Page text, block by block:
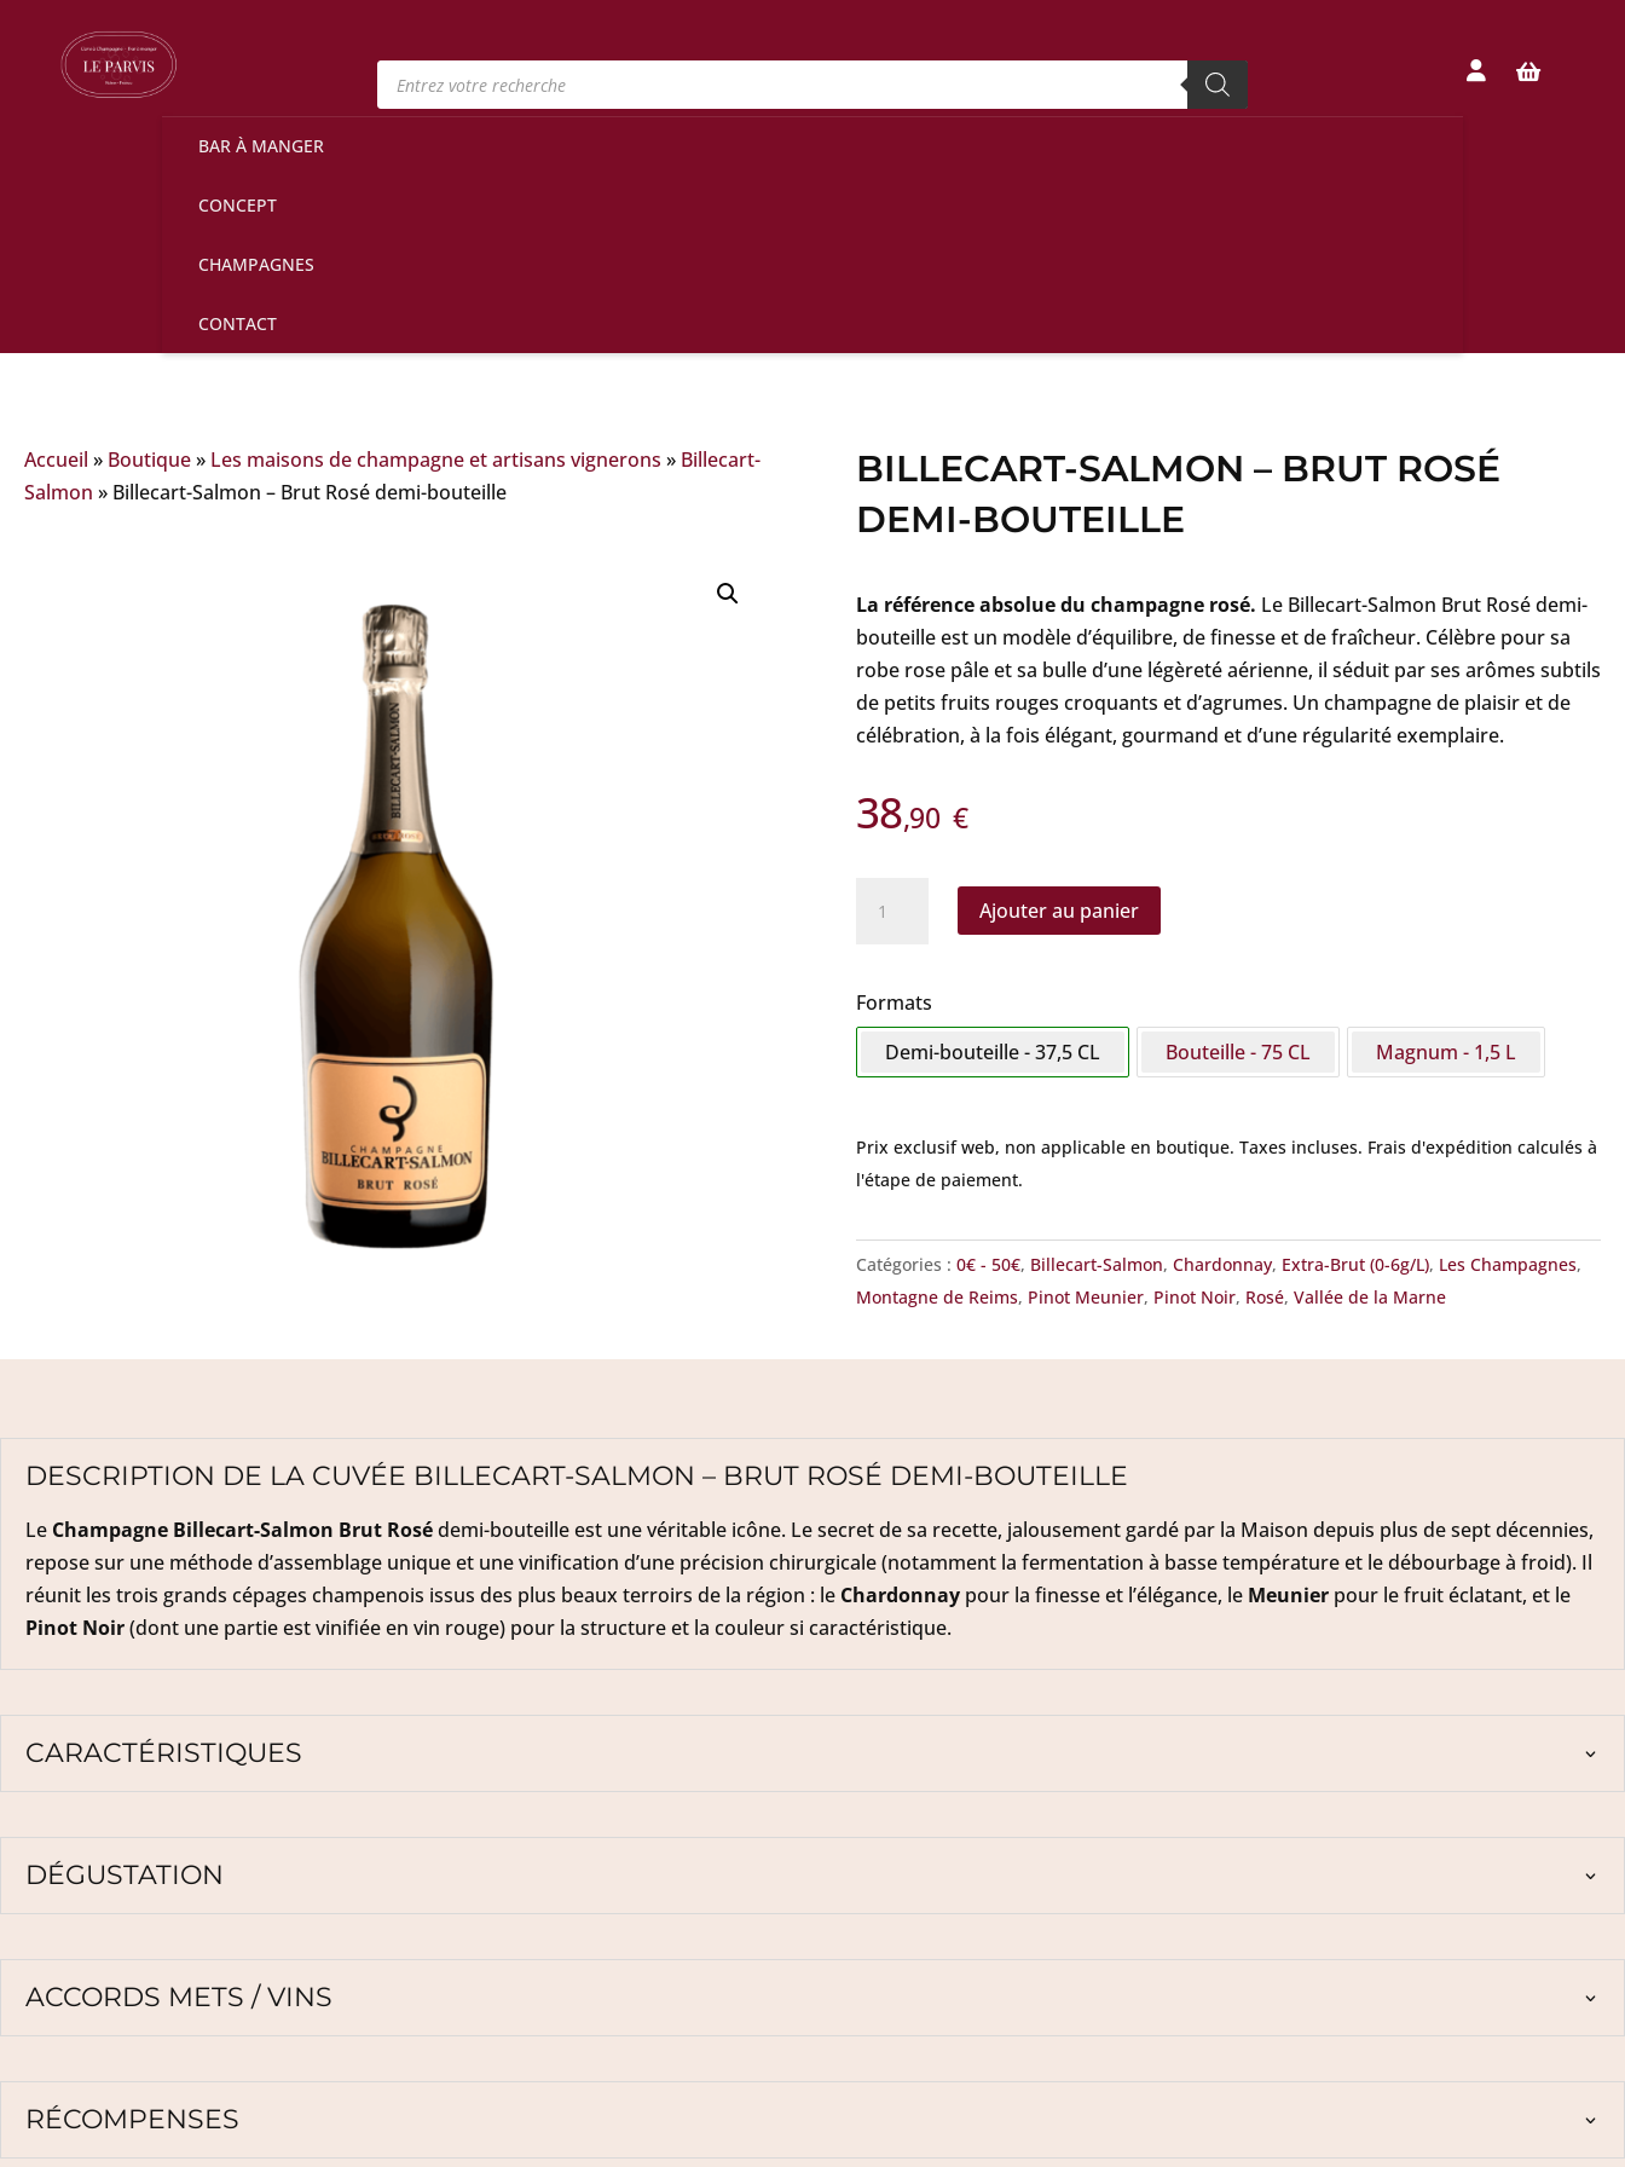
Recherche
de
produits
 
BAR À MANGER
CONCEPT
CHAMPAGNES
CONTACT
Accueil » Boutique» Les maisons de champagne et artisans vignerons » Billecart-
Salmon » Billecart-Salmon – Brut Rosé demi-bouteille
BILLECART-SALMON – BRUT ROSÉ
DEMI-BOUTEILLE
La référence absolue du champagne rosé. Le Billecart-Salmon Brut Rosé demi-
bouteille est un modèle d’équilibre, de finesse et de fraîcheur. Célèbre pour sa
robe rose pâle et sa bulle d’une légèreté aérienne, il séduit par ses arômes subtils
de petits fruits rouges croquants et d’agrumes. Un champagne de plaisir et de
célébration, à la fois élégant, gourmand et d’une régularité exemplaire.
38,90 €
Salmon
-
Brut
bouteille
Ajouter au panier
Formats
Demi-bouteille - 37,5 CL
Bouteille - 75 CL Magnum - 1,5 L
Prix exclusif web, non applicable en boutique. Taxes incluses. Frais d'expédition calculés à
l'étape de paiement.
Catégories : 0€ - 50€, Billecart-Salmon, Chardonnay, Extra-Brut (0-6g/L), Les Champagnes,
Montagne de Reims, Pinot Meunier, Pinot Noir, Rosé, Vallée de la Marne
DESCRIPTION DE LA CUVÉE BILLECART-SALMON – BRUT ROSÉ DEMI-BOUTEILLE
Le Champagne Billecart-Salmon Brut Rosédemi-bouteille est une véritable icône. Le secret de sa recette, jalousement gardé par la Maison depuis plus de sept décennies,
repose sur une méthode d’assemblage unique et une vinification d’une précision chirurgicale (notamment la fermentation à basse température et le débourbage à froid). Il
réunit les trois grands cépages champenois issus des plus beaux terroirs de la région : le Chardonnay pour la finesse et l’élégance, le Meunier pour le fruit éclatant, et le
Pinot Noir(dont une partie est vinifiée en vin rouge) pour la structure et la couleur si caractéristique.
CARACTÉRISTIQUES
DÉGUSTATION
ACCORDS METS / VINS
RÉCOMPENSES